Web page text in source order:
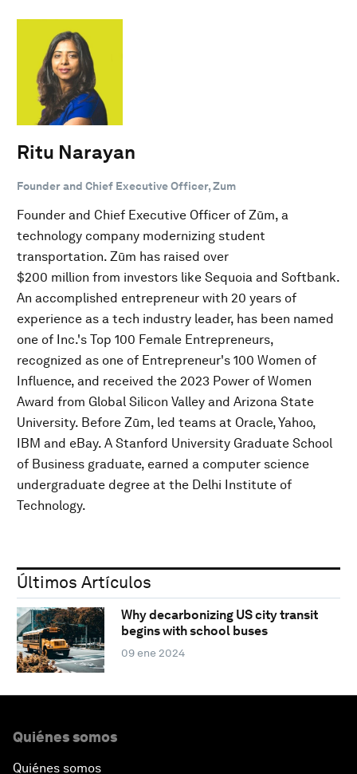
Ritu Narayan
Founder and Chief Executive Officer, Zum
Founder and Chief Executive Officer of Zūm, a
technology company modernizing student
transportation. Zūm has raised over
$200 million from investors like Sequoia and Softbank.
An accomplished entrepreneur with 20 years of
experience as a tech industry leader, has been named
one of Inc.'s Top 100 Female Entrepreneurs,
recognized as one of Entrepreneur's 100 Women of
Influence, and received the 2023 Power of Women
Award from Global Silicon Valley and Arizona State
University. Before Zūm, led teams at Oracle, Yahoo,
IBM and eBay. A Stanford University Graduate School
of Business graduate, earned a computer science
undergraduate degree at the Delhi Institute of
Technology.
Últimos Artículos
Why decarbonizing US city transit
begins with school buses
09 ene 2024
Quiénes somos
Quiénes somos